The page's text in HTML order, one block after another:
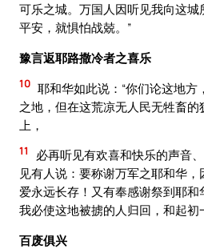
可乐之城。万国人因听见我向这
平安，就惧怕战兢。”
豫言返耶路撒冷者之喜乐
10 耶和华如此说：“你们论这地
之地，但在这荒凉无人民无牲畜
上，
11
必再听见有欢喜和快乐的声音
见有人说：要称谢万军之耶和华
爱永远长存！又有奉感谢祭到耶
我必使这地被掳的人归回，和起初
百废俱兴